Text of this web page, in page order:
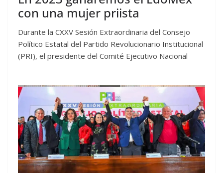
con una mujer priista
Durante la CXXV Sesión Extraordinaria del Consejo
Político Estatal del Partido Revolucionario Institucional
(PRI), el presidente del Comité Ejecutivo Nacional